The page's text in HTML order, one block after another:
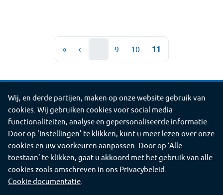
Wij, en derde partijen, maken op onze website gebruik van
cookies. Wij gebruiken cookies voor social media
functionaliteiten, analyse en gepersonaliseerde informatie.
Door op ‘Instellingen’ te klikken, kunt u meer lezen over onze
cookies en uw voorkeuren aanpassen. Door op ‘Alle
toestaan’ te klikken, gaat u akkoord met het gebruik van alle
cookies zoals omschreven in ons Privacybeleid.
Cookie documentatie
Paginering
Eerste
pagina
«
Vorige
pagina
‹ Pagina
9 Pagina
10
Huidige
pagina
11
Deel deze pagina
Deel
deze
pagina
via
e-
Deel
deze
pagina
op
Facebook
Deel
deze
op
X
Deel
deze
pagina
op
LinkedIn
Deel
deze
op
WhatsApp
©2026 GGD Limburg-Noord
Service
Contact Proclaimer Cookies